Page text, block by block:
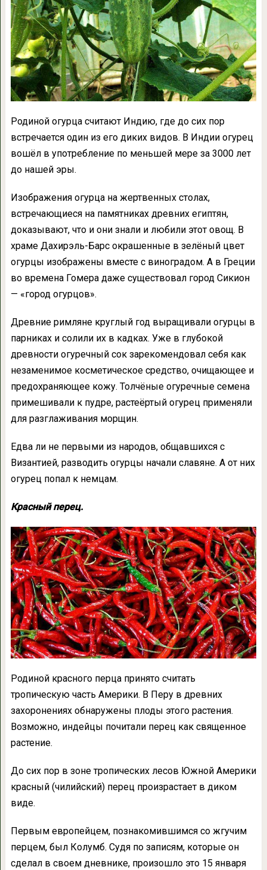
Родиной огурца считают Индию, где до сих пор
встречается один из его диких видов. В Индии огурец
вошёл в употребление по меньшей мере за 3000 лет
до нашей эры.
Изображения огурца на жертвенных столах,
встречающиеся на памятниках древних египтян,
доказывают, что и они знали и любили этот овощ. В
храме Дахирэль-Барс окрашенные в зелёный цвет
огурцы изображены вместе с виноградом. А в Греции
во времена Гомера даже существовал город Сикион
— «город огурцов».
Древние римляне круглый год выращивали огурцы в
парниках и солили их в кадках. Уже в глубокой
древности огуречный сок зарекомендовал себя как
незаменимое косметическое средство, очищающее и
предохраняющее кожу. Толчёные огуречные семена
примешивали к пудре, растеёртый огурец применяли
для разглаживания морщин.
Едва ли не первыми из народов, общавшихся с
Византией, разводить огурцы начали славяне. А от них
огурец попал к немцам.
Красный перец.
Родиной красного перца принято считать
тропическую часть Америки. В Перу в древних
захоронениях обнаружены плоды этого растения.
Возможно, индейцы почитали перец как священное
растение.
До сих пор в зоне тропических лесов Южной Америки
красный (чилийский) перец произрастает в диком
виде.
Первым европейцем, познакомившимся со жгучим
перцем, был Колумб. Судя по записям, которые он
сделал в своем дневнике, произошло это 15 января